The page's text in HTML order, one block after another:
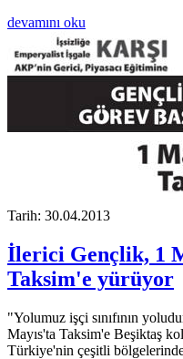
devamını oku
Tarih: 30.04.2013
İlerici Gençlik, 1
Taksim'e yürüyor
"Yolumuz işçi sınıfının
Mayıs'ta Taksim'e Beşiktaş
Türkiye'nin çeşitli